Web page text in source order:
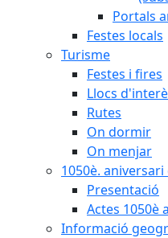
Portals
Festes locals
Turisme
Festes i fires
Llocs
Rutes
On dormir
On menjar
1050è.
Presentació
Actes 1050è
Informació